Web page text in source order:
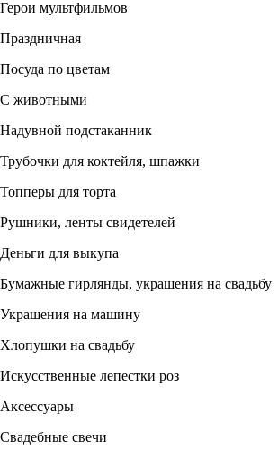
Герои мультфильмов
Праздничная
Посуда по цветам
С животными
Надувной подстаканник
Трубочки для коктейля, шпажки
Топперы для торта
Рушники, ленты свидетелей
Деньги для выкупа
Бумажные гирлянды, украшения на свадьбу
Украшения на машину
Хлопушки на свадьбу
Искусственные лепестки роз
Аксессуары
Свадебные свечи